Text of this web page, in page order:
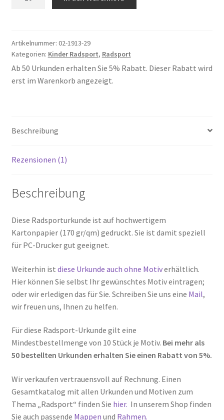
Artikelnummer: 02-1913-29
Kategorien: Kinder Radsport, Radsport
Ab 50 Urkunden erhalten Sie 5% Rabatt. Dieser Rabatt wird
erst im Warenkorb angezeigt.
Beschreibung
Rezensionen (1)
Beschreibung
Diese Radsporturkunde ist auf hochwertigem
Kartonpapier (170 gr/qm) gedruckt. Sie ist damit speziell
für PC-Drucker gut geeignet.
Weiterhin ist diese Urkunde auch ohne Motiverhältlich.
Hier können Sie selbst Ihr gewünschtes Motiv eintragen;
oder wir erledigen das für Sie. Schreiben Sie uns eine Mail,
wir freuen uns, Ihnen zu helfen.
Für diese Radsport-Urkunde gilt eine
Mindestbestellmenge von 10 Stück je Motiv. Bei mehr als
50 bestellten Urkunden erhalten Sie einen Rabatt von 5%.
Wir verkaufen vertrauensvoll auf Rechnung. Einen
Gesamtkatalog mit allen Urkunden und Motiven zum
Thema „Radsport“ finden Sie hier. In unserem Shop finden
Sie auch passende Mappen und Rahmen.